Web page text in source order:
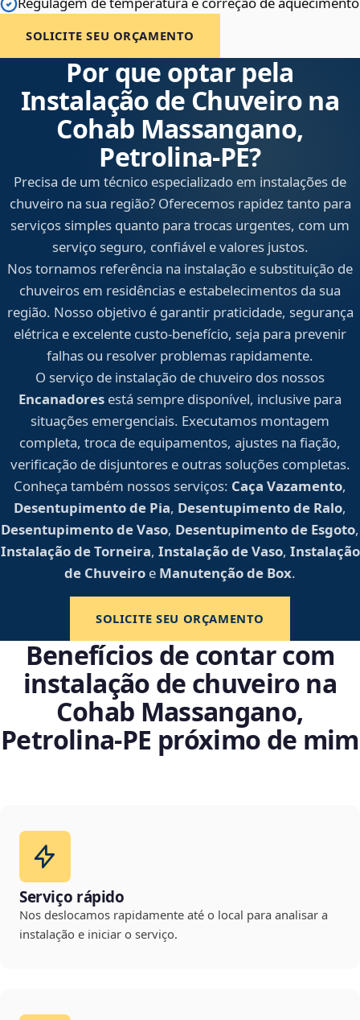
SOLICITE SEU ORÇAMENTO
Por que optar pela
Instalação de Chuveiro na
Cohab Massangano,
Petrolina‑PE?
Precisa de um técnico especializado em instalações de
chuveiro na sua região? Oferecemos rapidez tanto para
serviços simples quanto para trocas urgentes, com um
serviço seguro, confiável e valores justos.
Nos tornamos referência na instalação e substituição de
chuveiros em residências e estabelecimentos da sua
região. Nosso objetivo é garantir praticidade, segurança
elétrica e excelente custo-benefício, seja para prevenir
falhas ou resolver problemas rapidamente.
O serviço de instalação de chuveiro dos nossos
Encanadores está sempre disponível, inclusive para
situações emergenciais. Executamos montagem
completa, troca de equipamentos, ajustes na fiação,
verificação de disjuntores e outras soluções completas.
Conheça também nossos serviços: Caça Vazamento,
Desentupimento de Pia, Desentupimento de Ralo,
Desentupimento de Vaso, Desentupimento de Esgoto,
Instalação de Torneira, Instalação de Vaso, Instalação
de Chuveiro e Manutenção de Box.
SOLICITE SEU ORÇAMENTO
Benefícios de contar com
instalação de chuveiro na
Cohab Massangano,
Petrolina‑PE próximo de mim
Serviço rápido
Nos deslocamos rapidamente até o local para analisar a
instalação e iniciar o serviço.